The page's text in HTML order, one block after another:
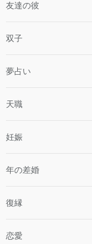
友達の彼
双子
夢占い
天職
妊娠
年の差婚
復縁
恋愛